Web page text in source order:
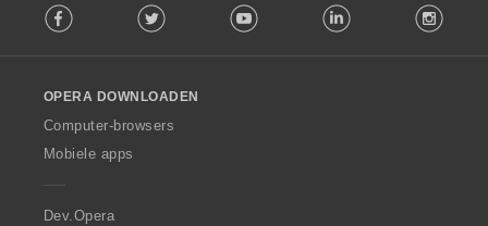
o
w
O
p
a
Facebook Twitter Youtube LinkedIn
OPERA DOWNLOADEN
Computer-browsers
Mobiele apps
Dev.Opera